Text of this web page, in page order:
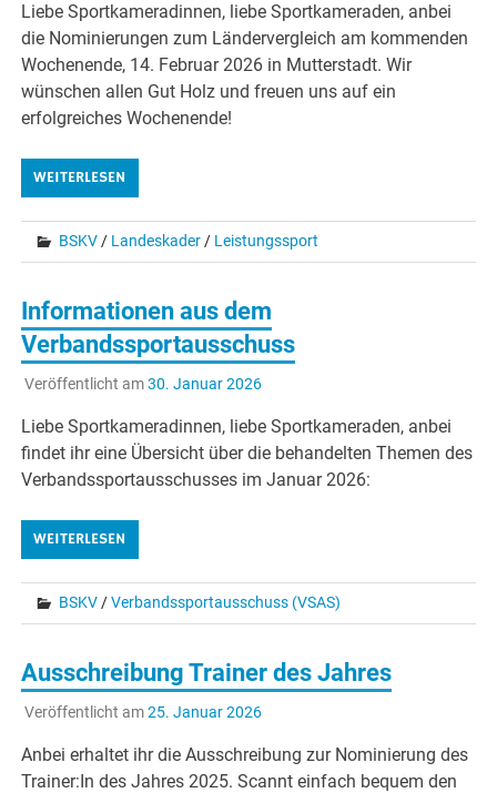
Liebe Sportkameradinnen, liebe Sportkameraden, anbei
die Nominierungen zum Ländervergleich am kommenden
Wochenende, 14. Februar 2026 in Mutterstadt. Wir
wünschen allen Gut Holz und freuen uns auf ein
erfolgreiches Wochenende!
WEITERLESEN
BSKV/ Landeskader/ Leistungssport
Informationen aus dem
Verbandssportausschuss
Veröffentlicht am30. Januar 2026
Liebe Sportkameradinnen, liebe Sportkameraden, anbei
findet ihr eine Übersicht über die behandelten Themen des
Verbandssportausschusses im Januar 2026:
WEITERLESEN
BSKV /Verbandssportausschuss (VSAS)
Ausschreibung Trainer des Jahres
Veröffentlicht am25. Januar 2026
Anbei erhaltet ihr die Ausschreibung zur Nominierung des
Trainer:In des Jahres 2025. Scannt einfach bequem den